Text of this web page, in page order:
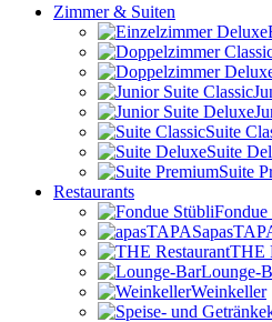
Zimmer & Suiten
Suite
Suite
Suite
Restaurants
Fondue
THE
Lounge-
Weinkeller